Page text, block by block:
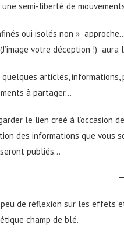
semi-liberté de
oui isolés non »
votre déception !) aura
articles,
à partager…
le lien créé à l’occasion
des informations que vous
seront publiés…
de réflexion sur les effets
champ de blé.